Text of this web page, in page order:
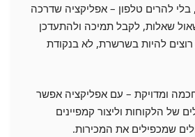
– שירות לקוחות 24/7, בלי להרים טלפון – אפליקציה שדרכה
שאלות, לקבל תמיכה ולהתעדכן
רוצים להיות בשרשרת, לא בנקודת
ומדויקת – עם אפליקציה אפשר
של הלקוחות וליצור קמפיינים
שמכפילים את המכירות.